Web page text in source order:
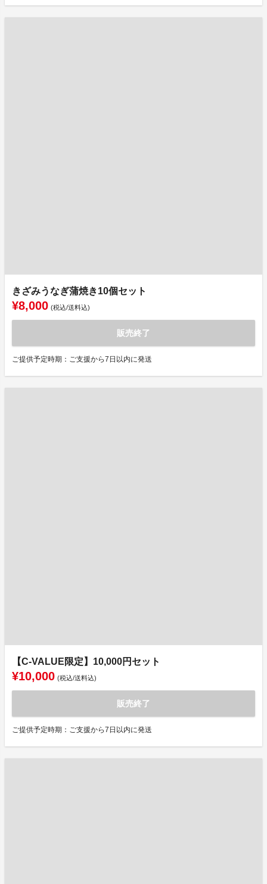
きざみうなぎ蒲焼き10個セット
¥8,000 (税込/送料込)
販売終了
ご提供予定時期：ご支援から7日以内に発送
【C-VALUE限定】10,000円セット
¥10,000 (税込/送料込)
販売終了
ご提供予定時期：ご支援から7日以内に発送